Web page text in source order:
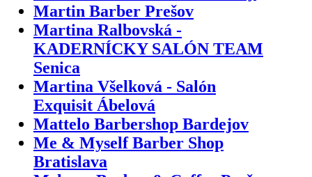
Martin Barber Prešov
Martina Ralbovská -
KADERNÍCKY SALÓN TEAM
Senica
Martina Všelková - Salón
Exquisit Ábelová
Mattelo Barbershop Bardejov
Me & Myself Barber Shop
Bratislava